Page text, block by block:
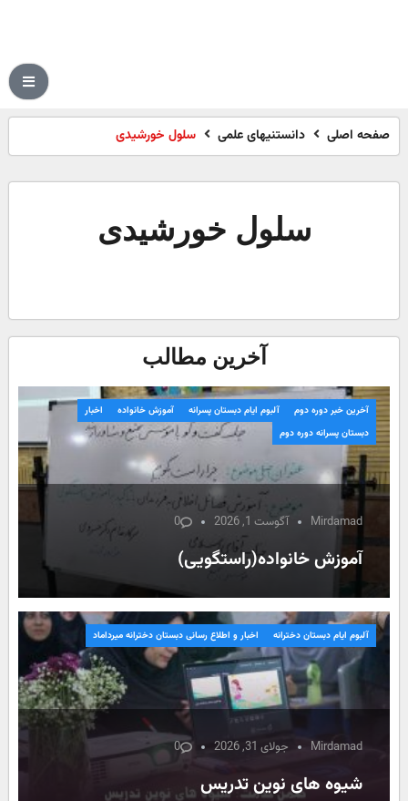
صفحه اصلی دانستنیهای علمی سلول خورشیدی
سلول خورشیدی
آخرین مطالب
Mirdamad آگوست 1, 2026 0
آموزش خانواده(راستگویی)
آخرین خبر دوره دوم آلبوم ایام دبستان پسرانه آموزش خانواده
اخبار
دبستان پسرانه دوره دوم
Mirdamad جولای 31, 2026 0
شیوه های نوین تدریس
آلبوم ایام دبستان دخترانه اخبار و اطلاع رسانی دبستان دخترانه میرداماد